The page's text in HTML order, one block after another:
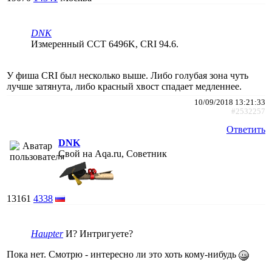
DNK
Измеренный CCT 6496K, CRI 94.6.
У фиша CRI был несколько выше. Либо голубая зона чуть
лучше затянута, либо красный хвост спадает медленнее.
10/09/2018 13:21:33
#2532257
Ответить
DNK
Свой на Aqa.ru, Советник
13161 4338
Haupter И? Интригуете?
Пока нет. Смотрю - интересно ли это хоть кому-нибудь